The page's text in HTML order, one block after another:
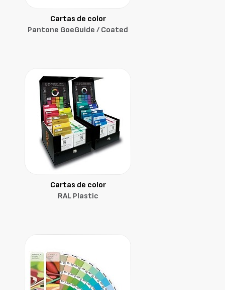
Cartas de color
Pantone GoeGuide / Coated
Cartas de color
RAL Plastic